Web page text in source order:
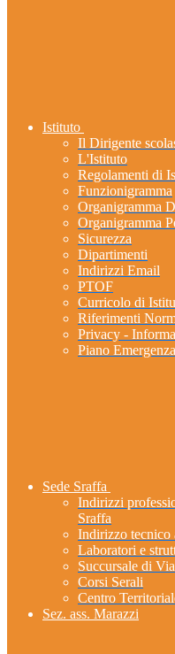
Istituto
Il Dirigente
L'Istituto
Regolamenti di
Funzionigramma
Organigramma
Organigramma
Sicurezza
Dipartimenti
Indirizzi Email
PTOF
Curricolo di
Riferimenti
Privacy -
Piano Emergenza
Sede Sraffa
Indirizzi
Sraffa
Indirizzo tecnico
Laboratori e
Succursale di
Corsi Serali
Centro
Sez. ass. Marazzi